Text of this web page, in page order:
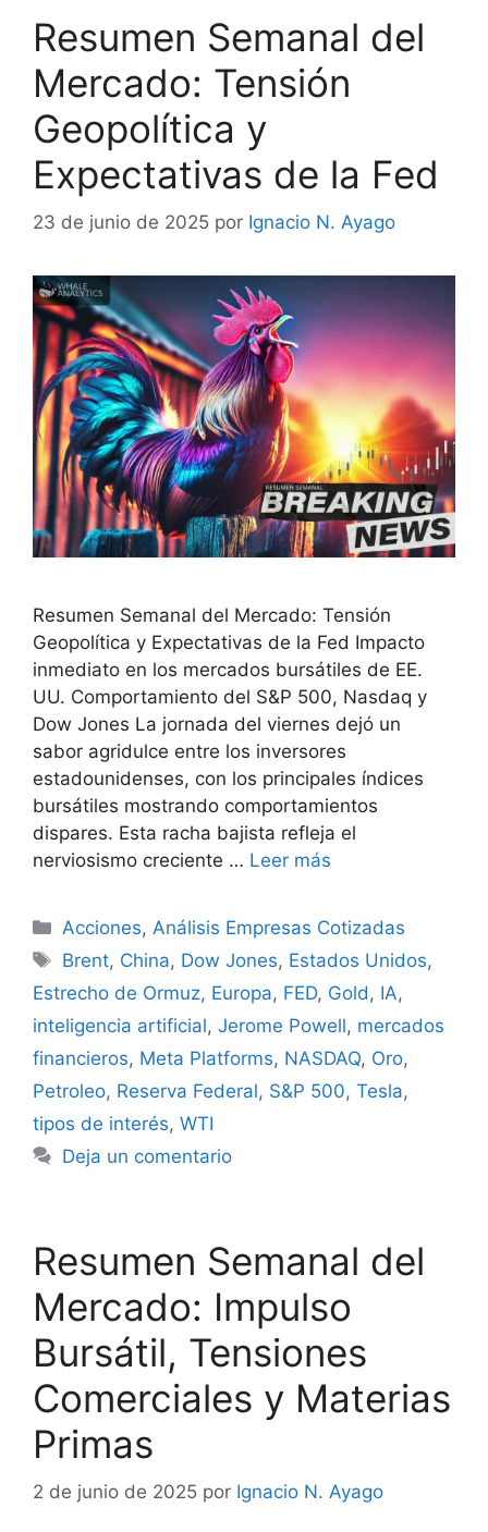
Resumen Semanal del
Mercado: Tensión
Geopolítica y
Expectativas de la Fed
23 de junio de 2025 por Ignacio N. Ayago
Resumen Semanal del Mercado: Tensión
Geopolítica y Expectativas de la Fed Impacto
inmediato en los mercados bursátiles de EE.
UU. Comportamiento del S&P 500, Nasdaq y
Dow Jones La jornada del viernes dejó un
sabor agridulce entre los inversores
estadounidenses, con los principales índices
bursátiles mostrando comportamientos
dispares. Esta racha bajista refleja el
nerviosismo creciente … Leer más
Categorías
Acciones, Análisis Empresas Cotizadas
Etiquetas
Brent, China, Dow Jones, Estados Unidos,
Estrecho de Ormuz, Europa, FED, Gold , IA,
inteligencia artificial, Jerome Powell, mercados
financieros, Meta Platforms, NASDAQ, Oro,
Petroleo, Reserva Federal, S&P 500, Tesla,
tipos de interés, WTI
Deja un comentario
Resumen Semanal del
Mercado: Impulso
Bursátil, Tensiones
Comerciales y Materias
Primas
2 de junio de 2025 por Ignacio N. Ayago